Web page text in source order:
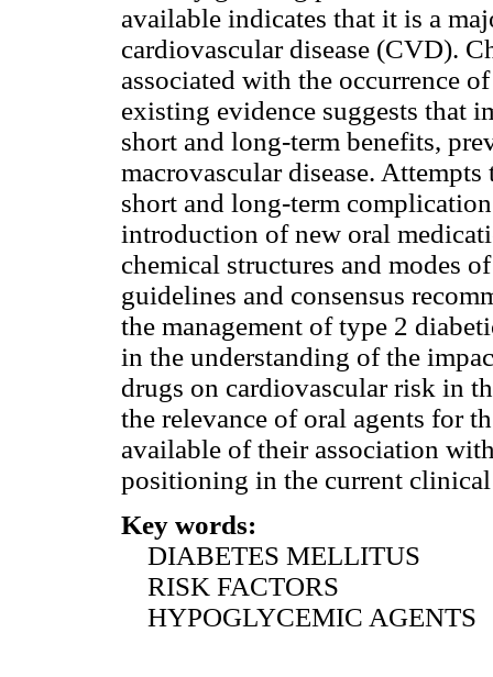
available indicates that it is a
cardiovascular disease (CVD).
associated with the occurrence
existing evidence suggests that
short and long-term benefits,
macrovascular disease.
short and long-term
introduction of new oral
chemical structures and modes
guidelines and consensus
the management of type 2
in the understanding of the
drugs on cardiovascular risk in
the relevance of oral agents for
available of their association
positioning in the current
Key words:
DIABETES MELLITUS
RISK FACTORS
HYPOGLYCEMIC AGENTS